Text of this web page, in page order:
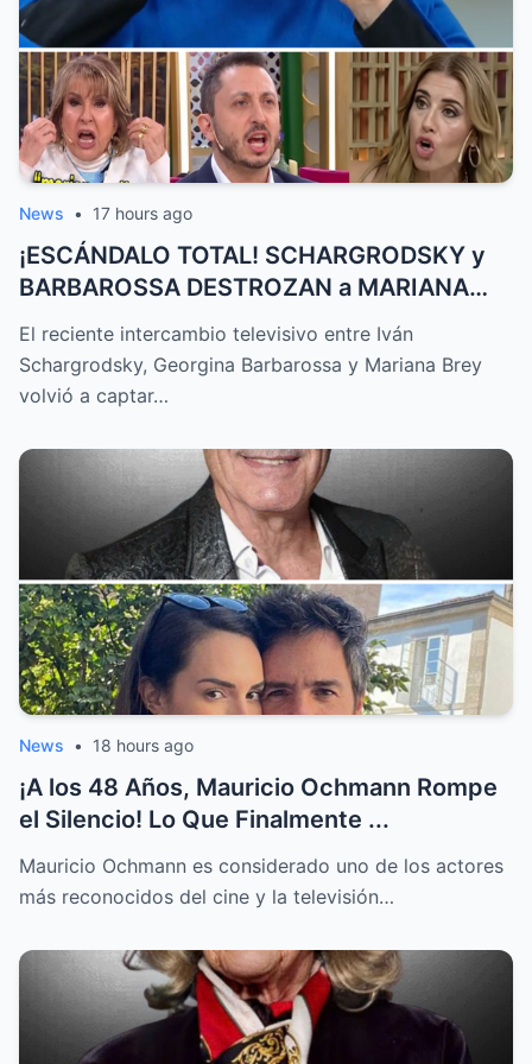
News • 17 hours ago
¡ESCÁNDALO TOTAL! SCHARGRODSKY y
BARBAROSSA DESTROZAN a MARIANA
BREY E...
El reciente intercambio televisivo entre Iván
Schargrodsky, Georgina Barbarossa y Mariana Brey
volvió a captar…
News • 18 hours ago
¡A los 48 Años, Mauricio Ochmann Rompe
el Silencio! Lo Que Finalmente ...
Mauricio Ochmann es considerado uno de los actores
más reconocidos del cine y la televisión…